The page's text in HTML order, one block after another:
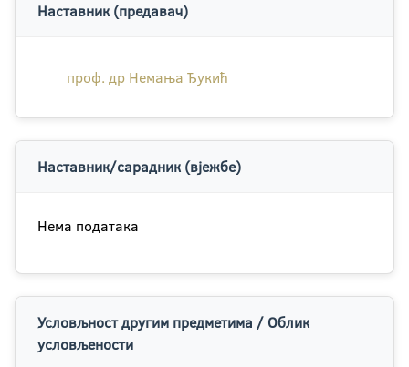
Наставник (предавач)
проф. др Немања Ђукић
Наставник/сарадник (вјежбе)
Нема података
Условљност другим предметима / Облик
условљености